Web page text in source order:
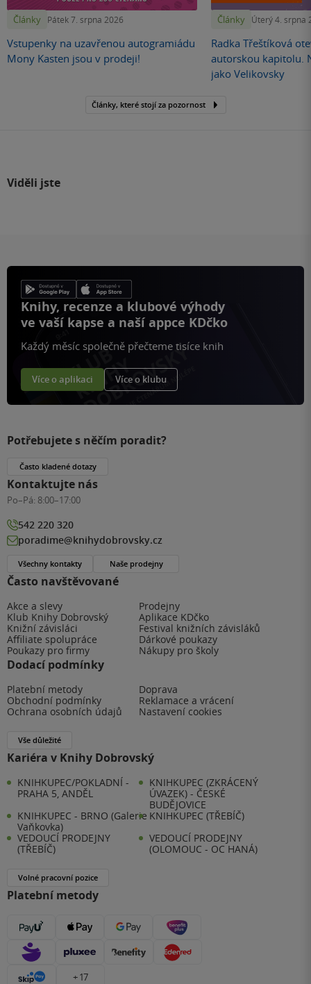
Články Pátek 7. srpna 2026
Vstupenky na uzavřenou autogramiádu
Mony Kasten jsou v prodeji!
Články Úterý 4. srpna
Radka Třeštíková
autorskou kapitolu.
jako Velikovsky
Články, které stojí za pozornost
Viděli jste
Knihy, recenze a klubové výhody
ve vaší kapse a naší appce KDčko
Každý měsíc společně přečteme tisíce knih
Více o aplikaci Více o klubu
Často navštěvované
Akce a slevy
Prodejny
Klub Knihy Dobrovský
Aplikace KDčko
Knižní závisláci
Festival knižních závisláků
Affiliate spolupráce
Dárkové poukazy
Poukazy pro firmy
Nákupy pro školy
Dodací podmínky
Platební metody
Doprava
Obchodní podmínky
Reklamace a vrácení
Ochrana osobních údajů
Nastavení cookies
Vše důležité
Kariéra v Knihy Dobrovský
KNIHKUPEC/POKLADNÍ -
PRAHA 5, ANDĚL
KNIHKUPEC (ZKRÁCENÝ
ÚVAZEK) - ČESKÉ
BUDĚJOVICE
KNIHKUPEC - BRNO (Galerie
Vaňkovka)
KNIHKUPEC (TŘEBÍČ)
VEDOUCÍ PRODEJNY
(TŘEBÍČ)
VEDOUCÍ PRODEJNY
(OLOMOUC - OC HANÁ)
Volné pracovní pozice
Platební metody
+ 17
Potřebujete s něčím poradit?
Často kladené dotazy
Kontaktujte nás
Po–Pá: 8:00–17:00
542 220 320
poradime@knihydobrovsky.cz
Všechny kontakty Naše prodejny